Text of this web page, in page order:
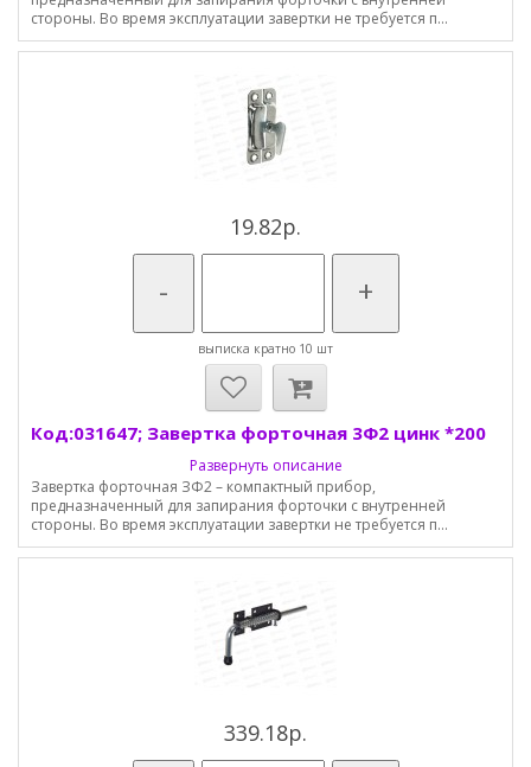
стороны. Во время эксплуатации завертки не требуется п...
19.82р.
- +
выписка кратно 10 шт
Код:031647; Завертка форточная 3Ф2 цинк *200
Развернуть описание
Завертка форточная ЗФ2 – компактный прибор,
предназначенный для запирания форточки с внутренней
стороны. Во время эксплуатации завертки не требуется п...
339.18р.